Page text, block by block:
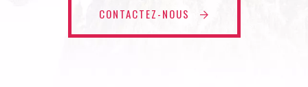
CONTACTEZ-NOUS